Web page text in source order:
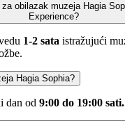
obilazak muzeja Hagia
Experience?
1-2 sata istražujući
Hagia Sophia?
dan od 9:00 do 19:00 sati.